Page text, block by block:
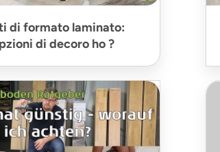
di formato laminato:
di decoro ho ?